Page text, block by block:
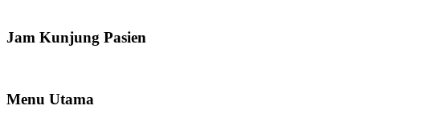
Jam Kunjung Pasien
Menu Utama